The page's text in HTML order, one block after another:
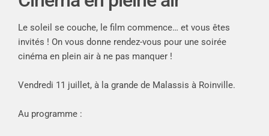
Le soleil se couche, le film commence… et vous êtes
invités ! On vous donne rendez-vous pour une soirée
cinéma en plein air à ne pas manquer !
Vendredi 11 juillet, à la grande de Malassis à Roinville.
Au programme :